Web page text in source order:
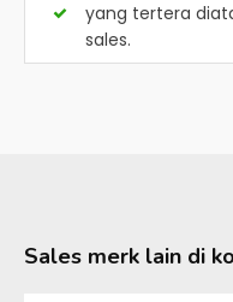
yang tertera
sales.
Sales merk lain di